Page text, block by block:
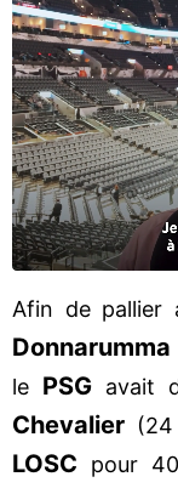
Afin de pallier
Donnarumma
le PSGavait
Chevalier
LOSC pour